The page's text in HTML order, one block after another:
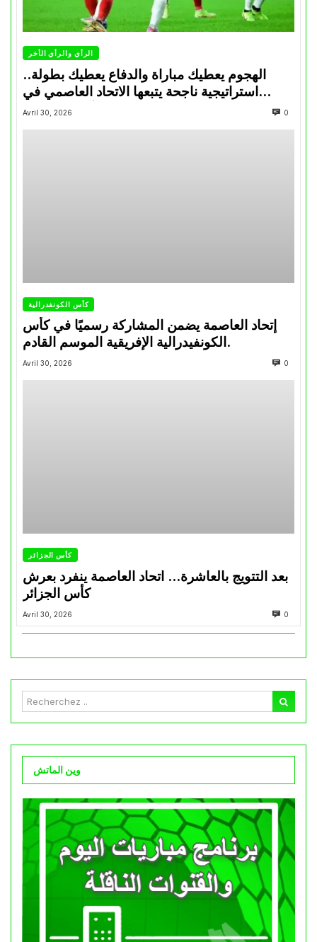
الرأي والرأي الأخر
الهجوم يعطيك مباراة والدفاع يعطيك بطولة..
استراتيجية ناجحة يتبعها الاتحاد العاصمي في
تتويجاته آخر السنوات
Avril 30, 2026 0
كأس الكونفدرالية
إتحاد العاصمة يضمن المشاركة رسميًا في كأس
الكونفيدرالية الإفريقية الموسم القادم.
Avril 30, 2026 0
كأس الجزائر
بعد التتويج بالعاشرة… اتحاد العاصمة ينفرد بعرش
كأس الجزائر
Avril 30, 2026 0
وين الماتش